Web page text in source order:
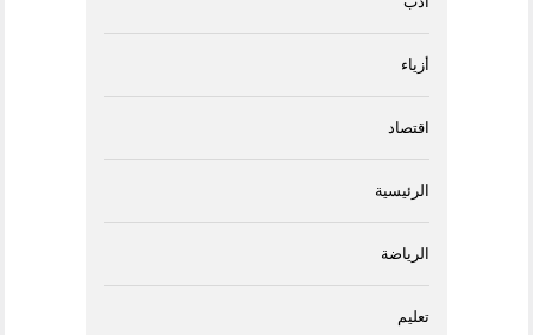
أزياء
اقتصاد
الرئيسية
الرياضة
تعليم